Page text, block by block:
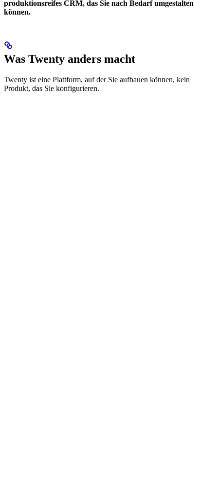
produktionsreifes CRM, das Sie nach Bedarf umgestalten
können.
Was Twenty anders macht
Twenty ist eine Plattform, auf der Sie aufbauen können, kein
Produkt, das Sie konfigurieren.